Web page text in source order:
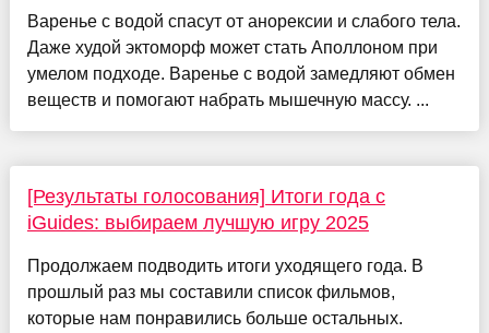
Варенье с водой спасут от анорексии и слабого тела.
Даже худой эктоморф может стать Аполлоном при
умелом подходе. Варенье с водой замедляют обмен
веществ и помогают набрать мышечную массу. ...
[Результаты голосования] Итоги года с
iGuides: выбираем лучшую игру 2025
Продолжаем подводить итоги уходящего года. В
прошлый раз мы составили список фильмов,
которые нам понравились больше остальных.